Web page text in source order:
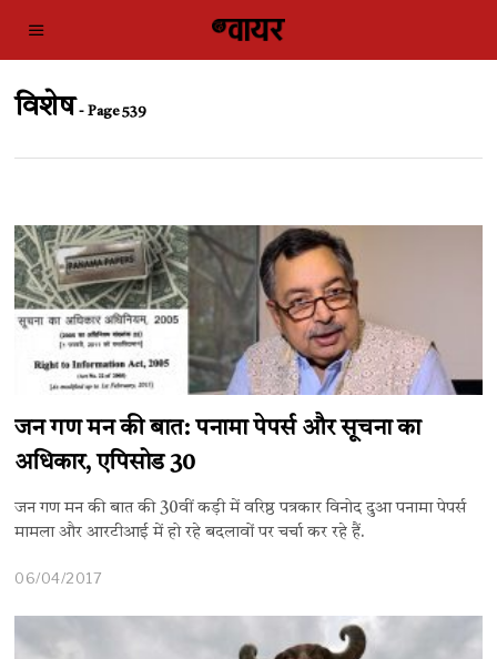
विशेष- Page 539
जन गण मन की बात: पनामा पेपर्स और सूचना का
अधिकार, एपिसोड 30
जन गण मन की बात की 30वीं कड़ी में वरिष्ठ पत्रकार विनोद दुआ पनामा पेपर्स
मामला और आरटीआई में हो रहे बदलावों पर चर्चा कर रहे हैं.
06/04/2017